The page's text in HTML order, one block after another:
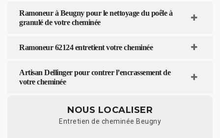
Ramoneur à Beugny pour le nettoyage du poêle à
granulé de votre cheminée
Ramoneur 62124 entretient votre cheminée
Artisan Dellinger pour contrer l’encrassement de
votre cheminée
NOUS LOCALISER
Entretien de cheminée Beugny